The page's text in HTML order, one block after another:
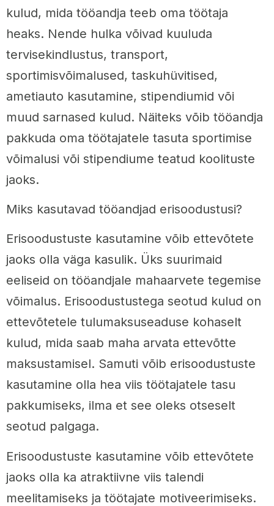
kulud, mida tööandja teeb oma töötaja
heaks. Nende hulka võivad kuuluda
tervisekindlustus, transport,
sportimisvõimalused, taskuhüvitised,
ametiauto kasutamine, stipendiumid või
muud sarnased kulud. Näiteks võib tööandja
pakkuda oma töötajatele tasuta sportimise
võimalusi või stipendiume teatud koolituste
jaoks.
Miks kasutavad tööandjad erisoodustusi?
Erisoodustuste kasutamine võib ettevõtete
jaoks olla väga kasulik. Üks suurimaid
eeliseid on tööandjale mahaarvete tegemise
võimalus. Erisoodustustega seotud kulud on
ettevõtetele tulumaksuseaduse kohaselt
kulud, mida saab maha arvata ettevõtte
maksustamisel. Samuti võib erisoodustuste
kasutamine olla hea viis töötajatele tasu
pakkumiseks, ilma et see oleks otseselt
seotud palgaga.
Erisoodustuste kasutamine võib ettevõtete
jaoks olla ka atraktiivne viis talendi
meelitamiseks ja töötajate motiveerimiseks.